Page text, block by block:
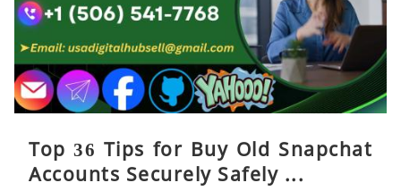
Top 36 Tips for Buy Old Snapchat
Accounts Securely Safely ...